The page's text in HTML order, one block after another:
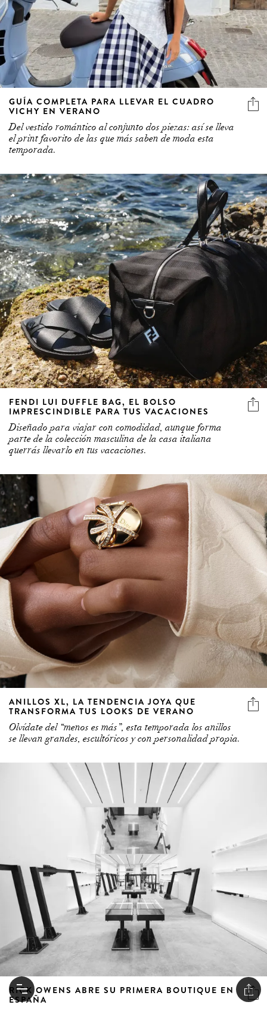
GUÍA COMPLETA PARA LLEVAR EL CUADRO
VICHY EN VERANO
Del vestido romántico al conjunto dos piezas: así se lleva
el print favorito de las que más saben de moda esta
temporada.
FENDI LUI DUFFLE BAG, EL BOLSO
IMPRESCINDIBLE PARA TUS VACACIONES
Diseñado para viajar con comodidad, aunque forma
parte de la colección masculina de la casa italiana
querrás llevarlo en tus vacaciones.
ANILLOS XL, LA TENDENCIA JOYA QUE
TRANSFORMA TUS LOOKS DE VERANO
Olvídate del “menos es más”, esta temporada los anillos
se llevan grandes, escultóricos y con personalidad propia.
RICK OWENS ABRE SU PRIMERA BOUTIQUE EN
ESPAÑA